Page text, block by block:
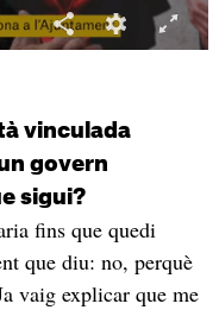
vinculada
govern
sigui?
fins que quedi
que diu: no, perquè
vaig explicar que me